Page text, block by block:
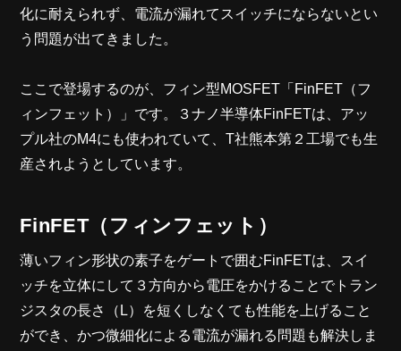
化に耐えられず、電流が漏れてスイッチにならないとい
う問題が出てきました。
ここで登場するのが、フィン型MOSFET「FinFET（フ
ィンフェット）」です。３ナノ半導体FinFETは、アッ
プル社のM4にも使われていて、T社熊本第２工場でも生
産されようとしています。
FinFET（フィンフェット）
薄いフィン形状の素子をゲートで囲むFinFETは、スイ
ッチを立体にして３方向から電圧をかけることでトラン
ジスタの長さ（L）を短くしなくても性能を上げること
ができ、かつ微細化による電流が漏れる問題も解決しま